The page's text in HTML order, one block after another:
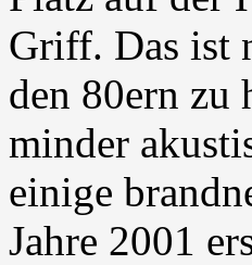
Griff. Das ist
den 80ern zu
minder
einige
Jahre 2001